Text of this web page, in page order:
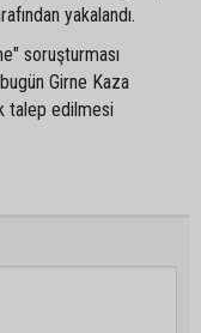
yakalandı.
soruşturması
Girne Kaza
talep edilmesi